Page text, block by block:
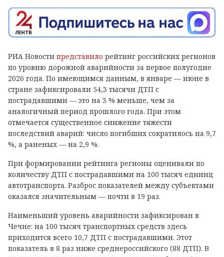
РИА Новости представило рейтинг российских регионов
по уровню дорожной аварийности за первое полугодие
2026 года. По имеющимся данным, в январе — июне в
стране зафиксировали 54,3 тысячи ДТП с
пострадавшими — это на 3 % меньше, чем за
аналогичный период прошлого года. При этом
отмечается существенное снижение тяжести
последствий аварий: число погибших сократилось на 9,7
%, а раненых — на 2,9 %.
При формировании рейтинга регионы оценивали по
количеству ДТП с пострадавшими на 100 тысяч единиц
автотранспорта. Разброс показателей между субъектами
оказался значительным — почти в 19 раз.
Наименьший уровень аварийности зафиксирован в
Чечне: на 100 тысяч транспортных средств здесь
приходится всего 10,7 ДТП с пострадавшими. Этот
показатель в 8 раз ниже среднероссийского (88 ДТП). В